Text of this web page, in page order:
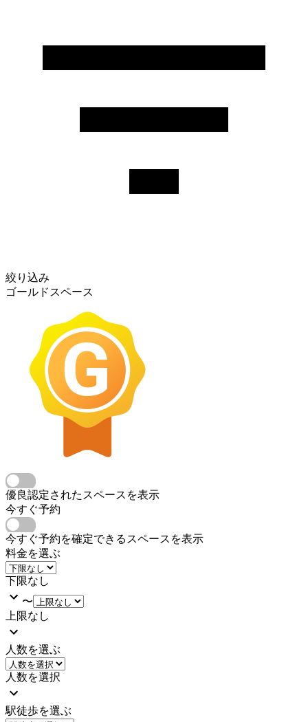
絞り込み
ゴールドスペース
優良認定されたスペースを表示
今すぐ予約
今すぐ予約を確定できるスペースを表示
料金を選ぶ
下限なし
〜
上限なし
人数を選ぶ
人数を選択
駅徒歩を選ぶ